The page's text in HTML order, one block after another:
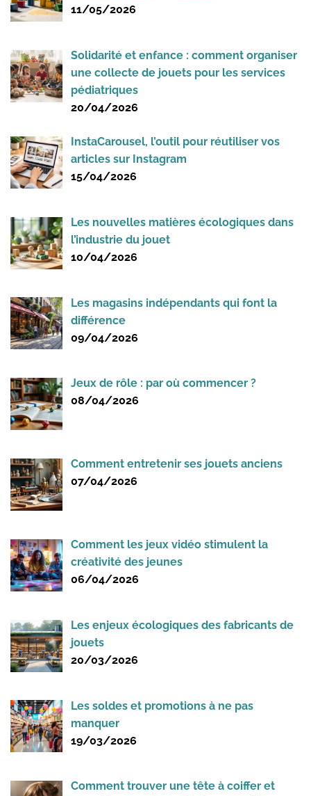
11/05/2026
Solidarité et enfance : comment organiser
une collecte de jouets pour les services
pédiatriques
20/04/2026
InstaCarousel, l’outil pour réutiliser vos
articles sur Instagram
15/04/2026
Les nouvelles matières écologiques dans
l’industrie du jouet
10/04/2026
Les magasins indépendants qui font la
différence
09/04/2026
Jeux de rôle : par où commencer ?
08/04/2026
Comment entretenir ses jouets anciens
07/04/2026
Comment les jeux vidéo stimulent la
créativité des jeunes
06/04/2026
Les enjeux écologiques des fabricants de
jouets
20/03/2026
Les soldes et promotions à ne pas
manquer
19/03/2026
Comment trouver une tête à coiffer et